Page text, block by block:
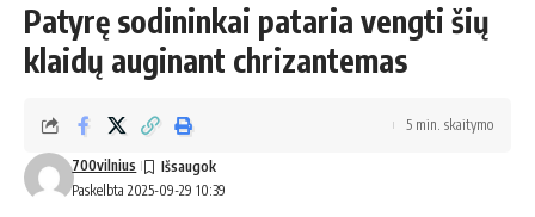
Patyrę sodininkai pataria vengti šių
klaidų auginant chrizantemas
Paskelbta 2025-09-29 10:39
700vilnius
5 min. skaitymo